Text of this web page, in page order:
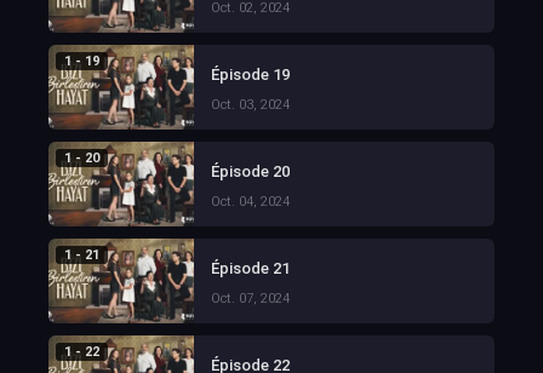
Oct. 02, 2024
1 - 19
Épisode 19
Oct. 03, 2024
1 - 20
Épisode 20
Oct. 04, 2024
1 - 21
Épisode 21
Oct. 07, 2024
1 - 22
Épisode 22